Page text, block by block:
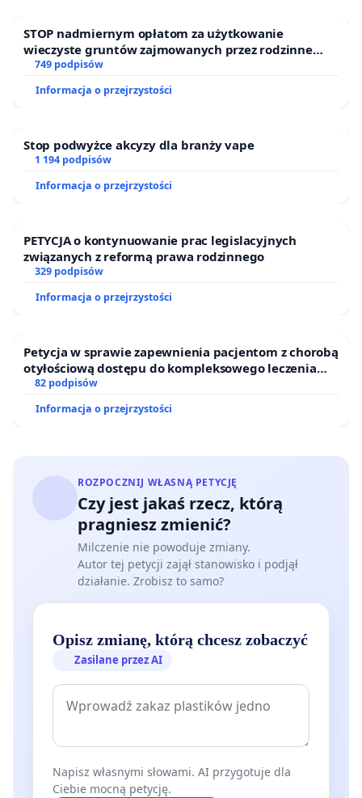
STOP nadmiernym opłatom za użytkowanie
wieczyste gruntów zajmowanych przez rodzinne
ogrody działkowe.
749 podpisów
Informacja o przejrzystości
Stop podwyżce akcyzy dla branży vape
1 194 podpisów
Informacja o przejrzystości
PETYCJA o kontynuowanie prac legislacyjnych
związanych z reformą prawa rodzinnego
329 podpisów
Informacja o przejrzystości
Petycja w sprawie zapewnienia pacjentom z chorobą
otyłościową dostępu do kompleksowego leczenia
oraz programów profilaktycznych.
82 podpisów
Informacja o przejrzystości
ROZPOCZNIJ WŁASNĄ PETYCJĘ
Czy jest jakaś rzecz, którą
pragniesz zmienić?
Milczenie nie powoduje zmiany.
Autor tej petycji zajął stanowisko i podjął
działanie. Zrobisz to samo?
Opisz zmianę, którą chcesz zobaczyć
Zasilane przez AI
Napisz własnymi słowami. AI przygotuje dla
Ciebie mocną petycję.